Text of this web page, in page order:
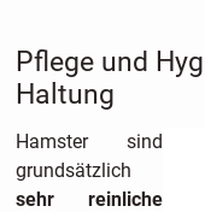
Pflege und
Haltung
Hamster sind
grundsätzlich
sehr reinliche